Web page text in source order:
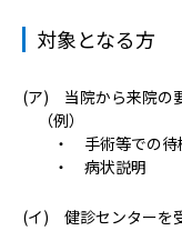
対象となる方
(ア) 当院から来院の
（例）
・ 手術等での待
・ 病状説明
(イ) 健診センターを